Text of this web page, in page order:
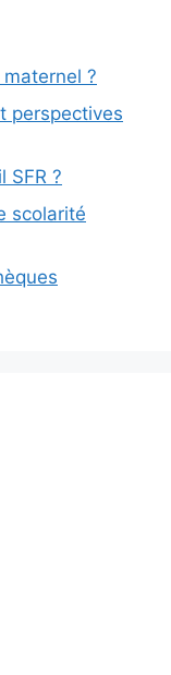
?
perspectives
SFR ?
scolarité